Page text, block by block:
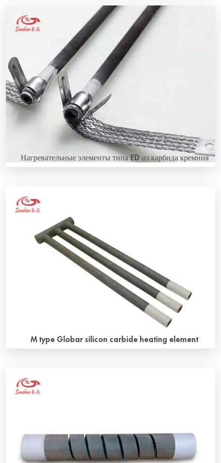
Общее введение в обогревательные стержни из
карбида кремния типа DB. Обогревательные стержни
из карбида кремния типа DB состоят из горячей зоны с
высокой электрической сопротивляемостью и жестко
соединенных с двумя утолщенными холодными
зонами с низким сопротивлением благодаря их
большему диаметру и специальной технике
производства. Особая техника соединения
обеспечивает идеальную механическую и
электрическую работу. Горячие зоны...
Нагревательные элементы типа ED из карбида кремния
нагревательными элементами типа RR) - это
нагревательные элементы сопротивления прямого
типа, изготовленные из зеленого карбида кремния в
качестве основного сырья. Они проходят
гидравлическое предварительное формирование,
обжиг, спекание и ре-кристаллизацию,
сотрудничество горячих и холодных концов
сопротивления и вторичное спекание при 2400 ℃ в
соответствии с определенной пропорцией. […]
M type Globar silicon carbide heating element
carbide heating Elements look like the letter “M”, also
known as W-type silicon carbide heating elements, there
heating […]